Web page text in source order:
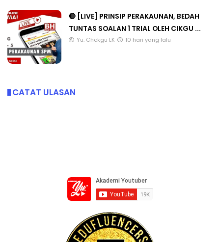
🔴 [LIVE] PRINSIP PERAKAUNAN, BEDAH
TUNTAS SOALAN 1 TRIAL OLEH CIKGU ...
Yu. Chekgu LK 10 hari yang lalu
CATAT ULASAN